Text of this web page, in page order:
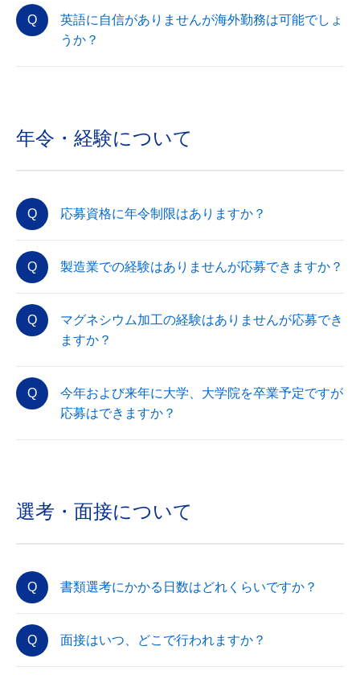
英語に自信がありませんが海外勤務は可能でしょ
うか？
年令・経験について
応募資格に年令制限はありますか？
製造業での経験はありませんが応募できますか？
マグネシウム加工の経験はありませんが応募でき
ますか？
今年および来年に大学、大学院を卒業予定ですが
応募はできますか？
選考・面接について
書類選考にかかる日数はどれくらいですか？
面接はいつ、どこで行われますか？